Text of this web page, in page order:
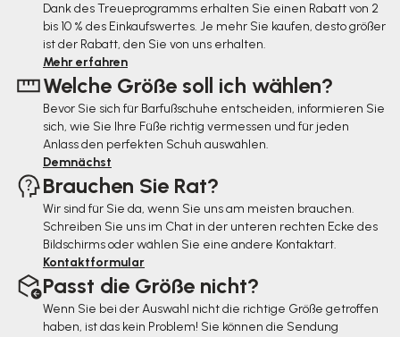
Dank des Treueprogramms erhalten Sie einen Rabatt von 2
bis 10 % des Einkaufswertes. Je mehr Sie kaufen, desto größer
ist der Rabatt, den Sie von uns erhalten.
Mehr erfahren
Welche Größe soll ich wählen?
Bevor Sie sich für Barfußschuhe entscheiden, informieren Sie
sich, wie Sie Ihre Füße richtig vermessen und für jeden
Anlass den perfekten Schuh auswählen.
Demnächst
Brauchen Sie Rat?
Wir sind für Sie da, wenn Sie uns am meisten brauchen.
Schreiben Sie uns im Chat in der unteren rechten Ecke des
Bildschirms oder wählen Sie eine andere Kontaktart.
Kontaktformular
Passt die Größe nicht?
Wenn Sie bei der Auswahl nicht die richtige Größe getroffen
haben, ist das kein Problem! Sie können die Sendung